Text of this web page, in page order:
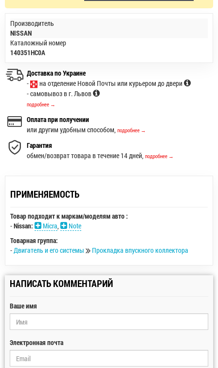
Производитель
NISSAN
Каталожный номер
140351HC0A
Доставка по Украине
-
на отделение Новой Почты или курьером до двери
- самовывоз в г. Львов
подробнее →
Оплата при получении
или другим удобным способом, подробнее →
Гарантия
обмен/возврат товара в течение 14 дней, подробнее →
ПРИМЕНЯЕМОСТЬ
Товар подходит к маркам/моделям авто :
-Nissan: Micra,
Note
Товарная группа:
-Двигатель и его системы Прокладка впускного коллектора
НАПИСАТЬ КОММЕНТАРИЙ
Ваше имя
Электронная почта